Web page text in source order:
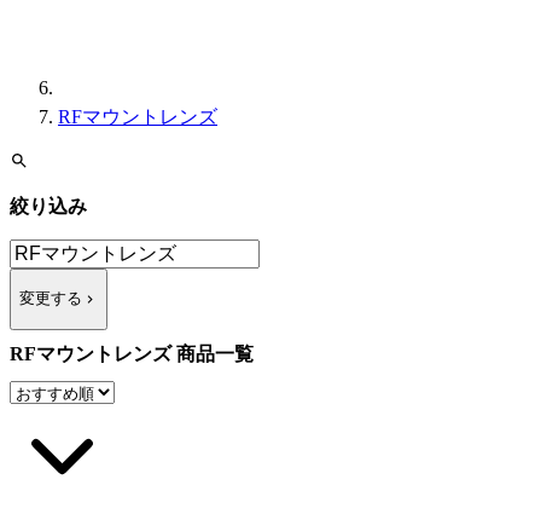
RFマウントレンズ
絞り込み
変更する
RFマウントレンズ 商品一覧